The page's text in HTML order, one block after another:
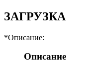
ЗАГРУЗКА
*Описание:
Описание